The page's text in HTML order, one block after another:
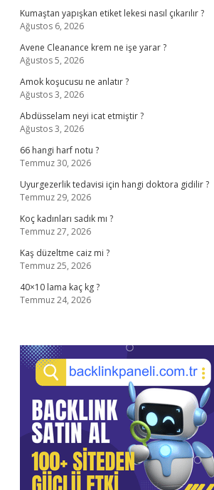
Kumaştan yapışkan etiket lekesi nasıl çıkarılır ?
Ağustos 6, 2026
Avene Cleanance krem ne işe yarar ?
Ağustos 5, 2026
Amok koşucusu ne anlatır ?
Ağustos 3, 2026
Abdüsselam neyi icat etmiştir ?
Ağustos 3, 2026
66 hangi harf notu ?
Temmuz 30, 2026
Uyurgezerlik tedavisi için hangi doktora gidilir ?
Temmuz 29, 2026
Koç kadınları sadık mı ?
Temmuz 27, 2026
Kaş düzeltme caiz mi ?
Temmuz 25, 2026
40×10 lama kaç kg ?
Temmuz 24, 2026